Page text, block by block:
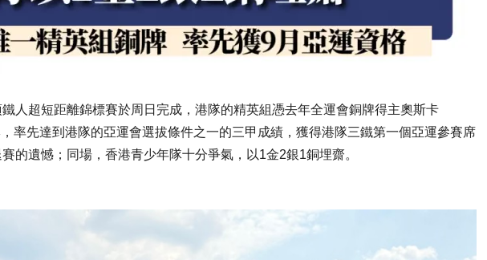
人超短距離錦標賽於周日完成，港隊的精英組憑去年全運會銅牌得主奧斯卡
率先達到港隊的亞運會選拔條件之一的三甲成績，獲得港隊三鐵第一個亞運參賽席
的遺憾；同場，香港青少年隊十分爭氣，以1金2銀1銅埋齋。